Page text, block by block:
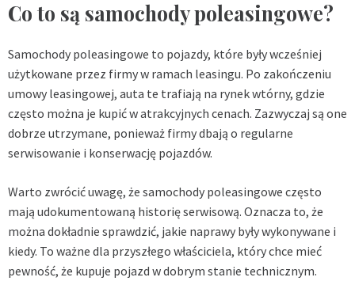
Co to są samochody poleasingowe?
Samochody poleasingowe to pojazdy, które były wcześniej
użytkowane przez firmy w ramach leasingu. Po zakończeniu
umowy leasingowej, auta te trafiają na rynek wtórny, gdzie
często można je kupić w atrakcyjnych cenach. Zazwyczaj są one
dobrze utrzymane, ponieważ firmy dbają o regularne
serwisowanie i konserwację pojazdów.
Warto zwrócić uwagę, że samochody poleasingowe często
mają udokumentowaną historię serwisową. Oznacza to, że
można dokładnie sprawdzić, jakie naprawy były wykonywane i
kiedy. To ważne dla przyszłego właściciela, który chce mieć
pewność, że kupuje pojazd w dobrym stanie technicznym.